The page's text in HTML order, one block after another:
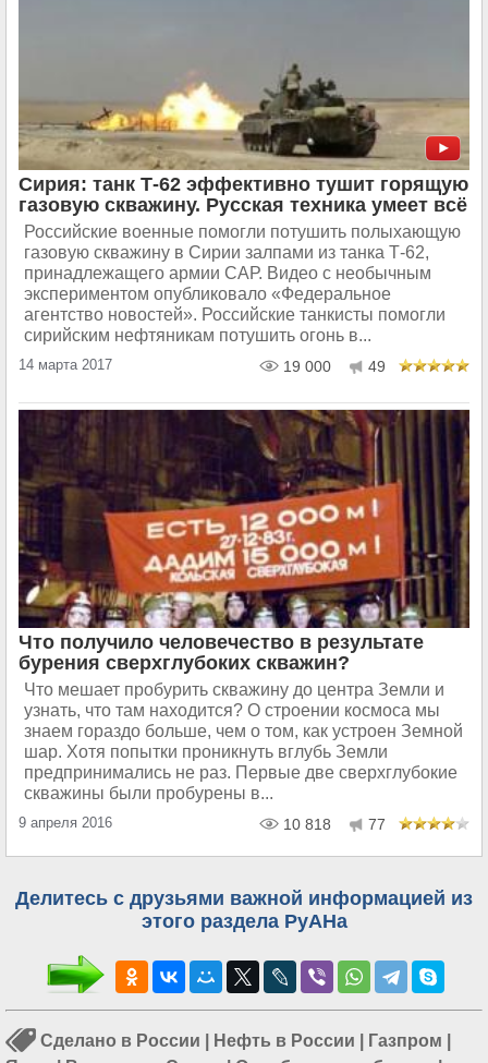
Сирия: танк Т-62 эффективно тушит горящую
газовую скважину. Русская техника умеет всё
Российские военные помогли потушить полыхающую
газовую скважину в Сирии залпами из танка Т-62,
принадлежащего армии САР. Видео с необычным
экспериментом опубликовало «Федеральное
агентство новостей». Российские танкисты помогли
сирийским нефтяникам потушить огонь в...
14 марта 2017 19 000 49
Что получило человечество в результате
бурения сверхглубоких скважин?
Что мешает пробурить скважину до центра Земли и
узнать, что там находится? О строении космоса мы
знаем гораздо больше, чем о том, как устроен Земной
шар. Хотя попытки проникнуть вглубь Земли
предпринимались не раз. Первые две сверхглубокие
скважины были пробурены в...
9 апреля 2016 10 818 77
Делитесь с друзьями важной информацией из
этого раздела РуАНа
Сделано в России Нефть в России Газпром